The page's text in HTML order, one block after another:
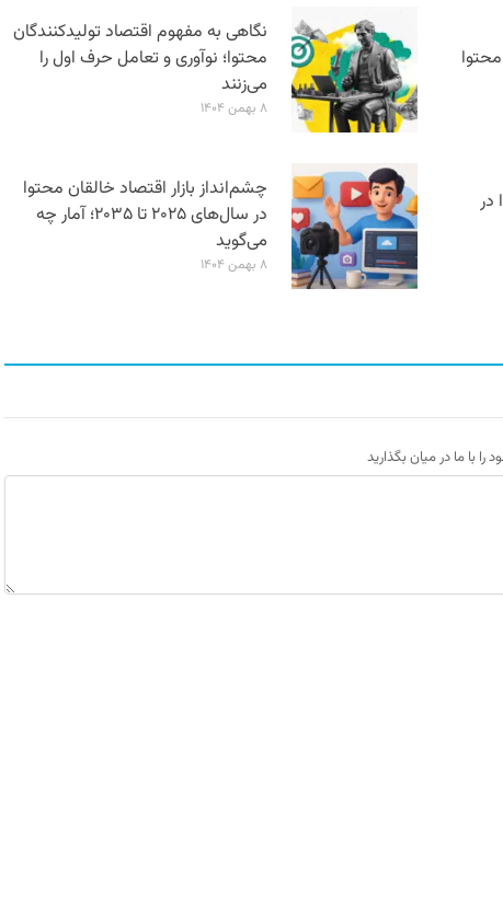
نگاهی به مفهوم اقتصاد تولیدکنندگان
محتوا؛ نوآوری و تعامل حرف اول را
می‌زنند
۸ بهمن ۱۴۰۴
در
چشم‌انداز بازار اقتصاد خالقان محتوا
در سال‌های ۲۰۲۵ تا ۲۰۳۵؛ آمار چه
می‌گوید
۸ بهمن ۱۴۰۴
را با ما در میان بگذارید